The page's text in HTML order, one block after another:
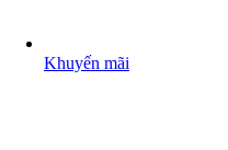
Khuyến mãi